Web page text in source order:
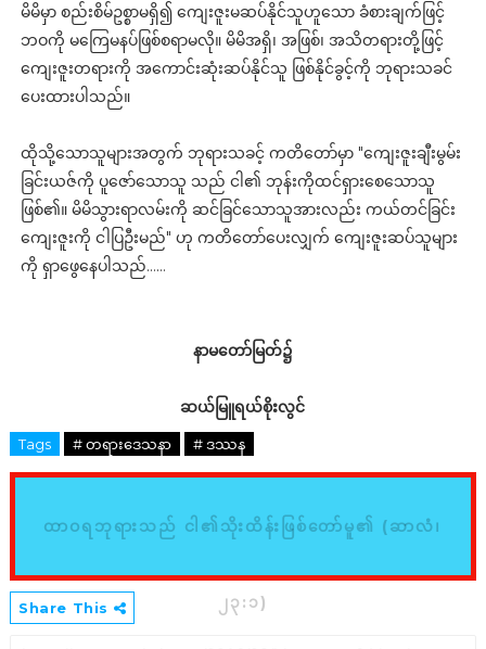
မိမိမှာ စည်းစိမ်ဥစ္စာမရှိ၍ ကျေးဇူးမဆပ်နိုင်သူဟူသော ခံစားချက်ဖြင့်
ဘဝကို မကြေမနပ်ဖြစ်စရာမလို။ မိမိအရှိ၊ အဖြစ်၊ အသိတရားတို့ဖြင့်
ကျေးဇူးတရားကို အကောင်းဆုံးဆပ်နိုင်သူ ဖြစ်နိုင်ခွင့်ကို ဘုရားသခင်
ပေးထားပါသည်။
ထိုသို့သောသူများအတွက် ဘုရားသခင့် ကတိတော်မှာ "ကျေးဇူးချီးမွမ်း
ခြင်းယဇ်ကို ပူဇော်သောသူ သည် ငါ၏ ဘုန်းကိုထင်ရှားစေသောသူ
ဖြစ်၏။ မိမိသွားရာလမ်းကို ဆင်ခြင်သောသူအားလည်း ကယ်တင်ခြင်း
ကျေးဇူးကို ငါပြဦးမည်" ဟု ကတိတော်ပေးလျှက် ကျေးဇူးဆပ်သူများ
ကို ရှာဖွေနေပါသည်……
နာမတော်မြတ်၌
ဆယ်မြူရယ်စိုးလွင်
Tags # တရားဒေသနာ # ဒဿန
ထာဝရဘုရားသည် ငါ၏သိုးထိန်းဖြစ်တော်မူ၏ (ဆာလံ၊
၂၃:၁)
Share This